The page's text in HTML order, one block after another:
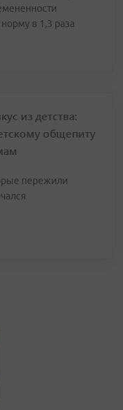
в 1,3 раза
из детства:
общепиту
пережили